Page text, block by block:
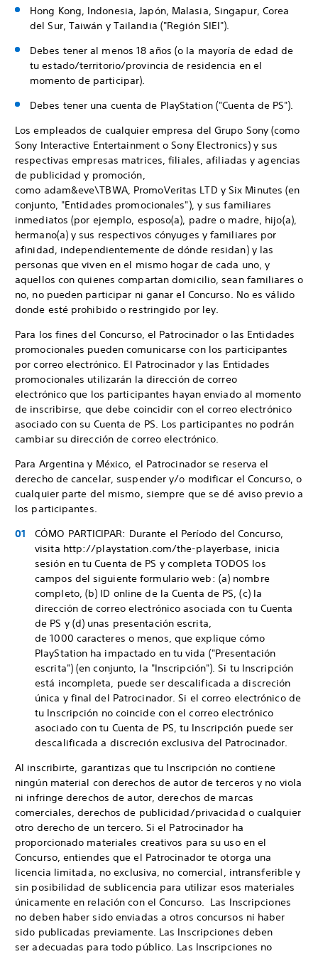
Hong Kong, Indonesia, Japón, Malasia, Singapur, Corea
del Sur, Taiwán y Tailandia ("Región SIEI").
Debes tener al menos 18 años (o la mayoría de edad de
tu estado/territorio/provincia de residencia en el
momento de participar).
Debes tener una cuenta de PlayStation ("Cuenta de PS").
Los empleados de cualquier empresa del Grupo Sony (como
Sony Interactive Entertainment o Sony Electronics) y sus
respectivas empresas matrices, filiales, afiliadas y agencias
de publicidad y promoción,
como adam&eve\TBWA, PromoVeritas LTD y Six Minutes (en
conjunto, "Entidades promocionales"), y sus familiares
inmediatos (por ejemplo, esposo(a), padre o madre, hijo(a),
hermano(a) y sus respectivos cónyuges y familiares por
afinidad, independientemente de dónde residan) y las
personas que viven en el mismo hogar de cada uno, y
aquellos con quienes compartan domicilio, sean familiares o
no, no pueden participar ni ganar el Concurso. No es válido
donde esté prohibido o restringido por ley.
Para los fines del Concurso, el Patrocinador o las Entidades
promocionales pueden comunicarse con los participantes
por correo electrónico. El Patrocinador y las Entidades
promocionales utilizarán la dirección de correo
electrónico que los participantes hayan enviado al momento
de inscribirse, que debe coincidir con el correo electrónico
asociado con su Cuenta de PS. Los participantes no podrán
cambiar su dirección de correo electrónico.
Para Argentina y México, el Patrocinador se reserva el
derecho de cancelar, suspender y/o modificar el Concurso, o
cualquier parte del mismo, siempre que se dé aviso previo a
los participantes.
CÓMO PARTICIPAR: Durante el Período del Concurso,
visita http://playstation.com/the-playerbase, inicia
sesión en tu Cuenta de PS y completa TODOS los
campos del siguiente formulario web: (a) nombre
completo, (b) ID online de la Cuenta de PS, (c) la
dirección de correo electrónico asociada con tu Cuenta
de PS y (d) unas presentación escrita,
de 1000 caracteres o menos, que explique cómo
PlayStation ha impactado en tu vida ("Presentación
escrita") (en conjunto, la "Inscripción"). Si tu Inscripción
está incompleta, puede ser descalificada a discreción
única y final del Patrocinador. Si el correo electrónico de
tu Inscripción no coincide con el correo electrónico
asociado con tu Cuenta de PS, tu Inscripción puede ser
descalificada a discreción exclusiva del Patrocinador.
Al inscribirte, garantizas que tu Inscripción no contiene
ningún material con derechos de autor de terceros y no viola
ni infringe derechos de autor, derechos de marcas
comerciales, derechos de publicidad/privacidad o cualquier
otro derecho de un tercero. Si el Patrocinador ha
proporcionado materiales creativos para su uso en el
Concurso, entiendes que el Patrocinador te otorga una
licencia limitada, no exclusiva, no comercial, intransferible y
sin posibilidad de sublicencia para utilizar esos materiales
únicamente en relación con el Concurso. Las Inscripciones
no deben haber sido enviadas a otros concursos ni haber
sido publicadas previamente. Las Inscripciones deben
ser adecuadas para todo público. Las Inscripciones no